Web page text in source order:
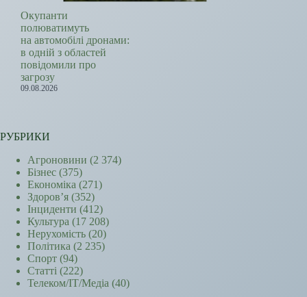
Окупанти
полюватимуть
на автомобілі дронами:
в одній з областей
повідомили про
загрозу
09.08.2026
РУБРИКИ
Агроновини (2 374)
Бізнес (375)
Економіка (271)
Здоров’я (352)
Інциденти (412)
Культура (17 208)
Нерухомість (20)
Політика (2 235)
Спорт (94)
Статті (222)
Телеком/ІТ/Медіа (40)